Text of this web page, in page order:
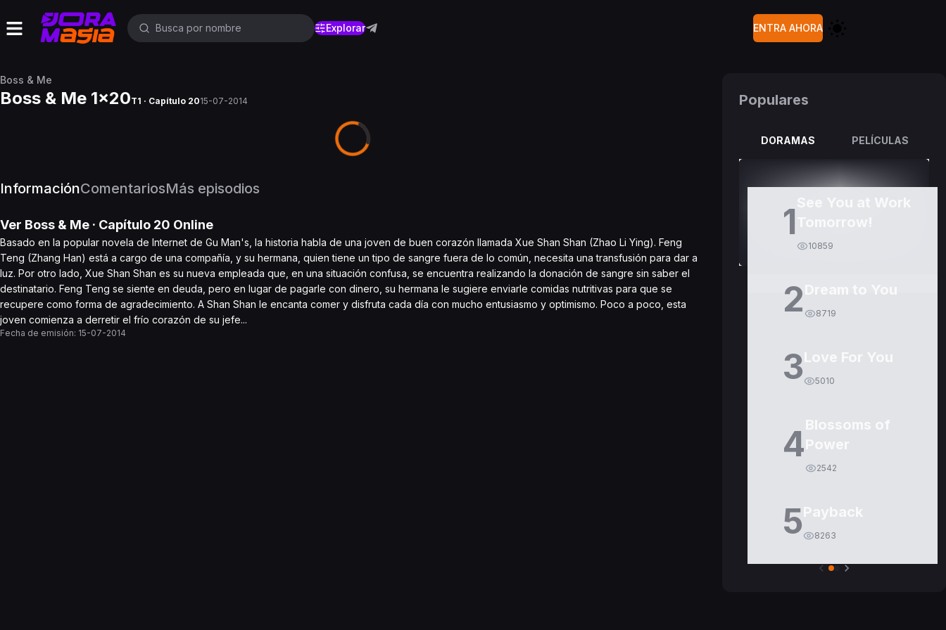
Explorar ENTRA AHORA
Boss & Me
Boss & Me 1x20T1 · Capítulo 2015-07-2014
InformaciónComentariosMás episodios
Ver Boss & Me · Capítulo 20 Online
Basado en la popular novela de Internet de Gu Man's, la historia habla de una joven de buen corazón llamada Xue Shan Shan (Zhao Li Ying). Feng
Teng (Zhang Han) está a cargo de una compañía, y su hermana, quien tiene un tipo de sangre fuera de lo común, necesita una transfusión para dar a
luz. Por otro lado, Xue Shan Shan es su nueva empleada que, en una situación confusa, se encuentra realizando la donación de sangre sin saber el
destinatario. Feng Teng se siente en deuda, pero en lugar de pagarle con dinero, su hermana le sugiere enviarle comidas nutritivas para que se
recupere como forma de agradecimiento. A Shan Shan le encanta comer y disfruta cada día con mucho entusiasmo y optimismo. Poco a poco, esta
joven comienza a derretir el frío corazón de su jefe...
Fecha de emisión: 15-07-2014
Populares
DORAMAS PELÍCULAS
1
10859
2 Dream to You
8719
3Love For You
5010
4Blossoms of
Power
2542
5Payback
8263